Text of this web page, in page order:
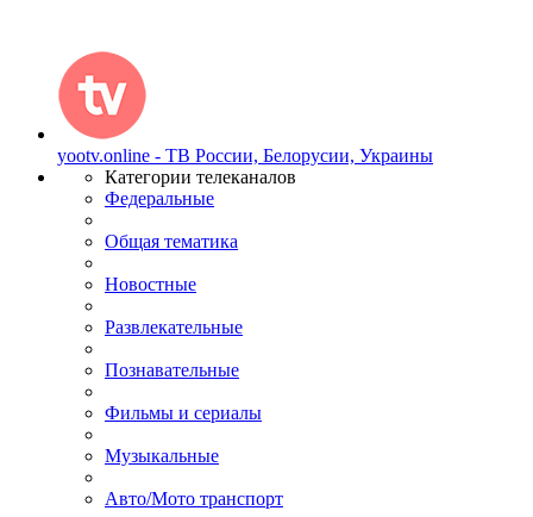
yootv.online - ТВ России, Белорусии, Украины
Категории телеканалов
Федеральные
Общая тематика
Новостные
Развлекательные
Познавательные
Фильмы и сериалы
Музыкальные
Авто/Мото транспорт